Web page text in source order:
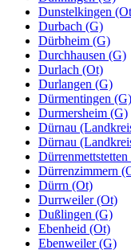
Dunstelkingen
Durbach (G)
Dürbheim (G)
Durchhausen (G)
Durlach (Ot)
Durlangen (G)
Dürmentingen (G)
Durmersheim (G)
Dürnau
Dürnau
Dürrenzimmern
Dürrn (Ot)
Durrweiler (Ot)
Dußlingen (G)
Ebenheid (Ot)
Ebenweiler (G)